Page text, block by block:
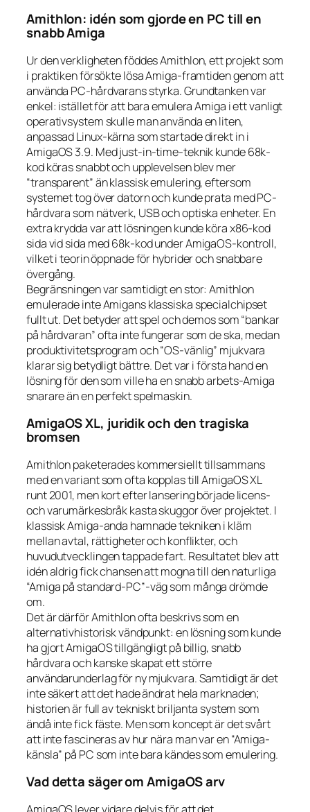
Amithlon: idén som gjorde en PC till en
snabb Amiga
Ur den verkligheten föddes Amithlon, ett projekt som
i praktiken försökte lösa Amiga-framtiden genom att
använda PC-hårdvarans styrka. Grundtanken var
enkel: istället för att bara emulera Amiga i ett vanligt
operativsystem skulle man använda en liten,
anpassad Linux-kärna som startade direkt in i
AmigaOS 3.9. Med just-in-time-teknik kunde 68k-
kod köras snabbt och upplevelsen blev mer
“transparent” än klassisk emulering, eftersom
systemet tog över datorn och kunde prata med PC-
hårdvara som nätverk, USB och optiska enheter. En
extra krydda var att lösningen kunde köra x86-kod
sida vid sida med 68k-kod under AmigaOS-kontroll,
vilket i teorin öppnade för hybrider och snabbare
övergång.
Begränsningen var samtidigt en stor: Amithlon
emulerade inte Amigans klassiska specialchipset
fullt ut. Det betyder att spel och demos som “bankar
på hårdvaran” ofta inte fungerar som de ska, medan
produktivitetsprogram och “OS-vänlig” mjukvara
klarar sig betydligt bättre. Det var i första hand en
lösning för den som ville ha en snabb arbets-Amiga
snarare än en perfekt spelmaskin.
AmigaOS XL, juridik och den tragiska
bromsen
Amithlon paketerades kommersiellt tillsammans
med en variant som ofta kopplas till AmigaOS XL
runt 2001, men kort efter lansering började licens-
och varumärkesbråk kasta skuggor över projektet. I
klassisk Amiga-anda hamnade tekniken i kläm
mellan avtal, rättigheter och konflikter, och
huvudutvecklingen tappade fart. Resultatet blev att
idén aldrig fick chansen att mogna till den naturliga
“Amiga på standard-PC”-väg som många drömde
om.
Det är därför Amithlon ofta beskrivs som en
alternativhistorisk vändpunkt: en lösning som kunde
ha gjort AmigaOS tillgängligt på billig, snabb
hårdvara och kanske skapat ett större
användarunderlag för ny mjukvara. Samtidigt är det
inte säkert att det hade ändrat hela marknaden;
historien är full av tekniskt briljanta system som
ändå inte fick fäste. Men som koncept är det svårt
att inte fascineras av hur nära man var en “Amiga-
känsla” på PC som inte bara kändes som emulering.
Vad detta säger om AmigaOS arv